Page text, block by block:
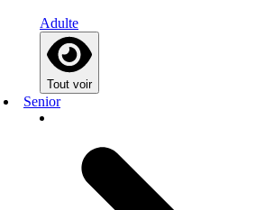
Adulte
Tout voir
Senior